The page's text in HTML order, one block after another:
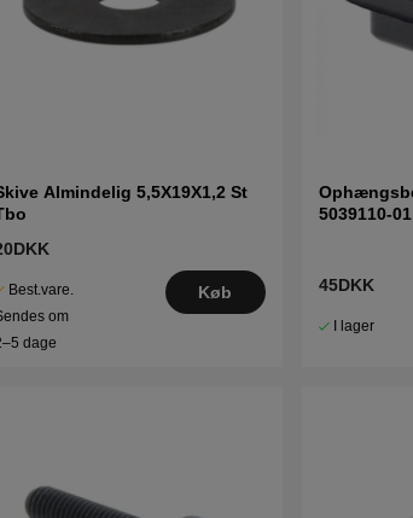
Almindelig 5,5X19X1,2 St
Best.vare.
om
dage
Køb
5039110-01
45DKK
I lager